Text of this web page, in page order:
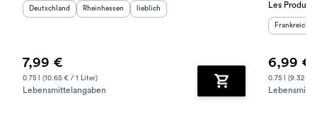
Herkunftsland
Deutschland Herkunftsregion
Rheinhessen Geschmack
lieblich
7,99 €
0.75 l (10.65 € / 1 Liter)
Lebensmittelangaben Zum Warenkorb
Les
Frankreich
6,99 €
0.75 l (9.32 € /